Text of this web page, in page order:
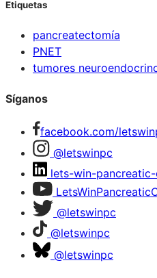
Etiquetas
pancreatectomía
PNET
tumores
Síganos
facebook.com/
@letswinpc
lets-win-
@letswinpc
@letswinpc
@letswinpc